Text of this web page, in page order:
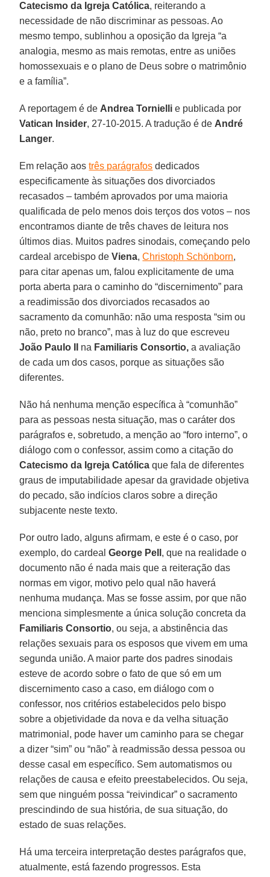
Catecismo da Igreja Católica, reiterando a
necessidade de não discriminar as pessoas. Ao
mesmo tempo, sublinhou a oposição da Igreja “a
analogia, mesmo as mais remotas, entre as uniões
homossexuais e o plano de Deus sobre o matrimônio
e a família”.
A reportagem é de Andrea Tornielli e publicada por
Vatican Insider, 27-10-2015. A tradução é de André
Langer.
Em relação aostrês parágrafos dedicados
especificamente às situações dos divorciados
recasados – também aprovados por uma maioria
qualificada de pelo menos dois terços dos votos – nos
encontramos diante de três chaves de leitura nos
últimos dias. Muitos padres sinodais, começando pelo
cardeal arcebispo deViena,Christoph Schönborn,
para citar apenas um, falou explicitamente de uma
porta aberta para o caminho do “discernimento” para
a readimissão dos divorciados recasados ao
sacramento da comunhão: não uma resposta “sim ou
não, preto no branco”, mas à luz do que escreveu
João Paulo II
na Familiaris Consortio, a avaliação
de cada um dos casos, porque as situações são
diferentes.
Não há nenhuma menção específica à “comunhão”
para as pessoas nesta situação, mas o caráter dos
parágrafos e, sobretudo, a menção ao “foro interno”, o
diálogo com o confessor, assim como a citação do
Catecismo da Igreja Católica que fala de diferentes
graus de imputabilidade apesar da gravidade objetiva
do pecado, são indícios claros sobre a direção
subjacente neste texto.
Por outro lado, alguns afirmam, e este é o caso, por
exemplo, do cardealGeorge Pell , que na realidade o
documento não é nada mais que a reiteração das
normas em vigor, motivo pelo qual não haverá
nenhuma mudança. Mas se fosse assim, por que não
menciona simplesmente a única solução concreta da
Familiaris Consortio, ou seja, a abstinência das
relações sexuais para os esposos que vivem em uma
segunda união. A maior parte dos padres sinodais
esteve de acordo sobre o fato de que só em um
discernimento caso a caso, em diálogo com o
confessor, nos critérios estabelecidos pelo bispo
sobre a objetividade da nova e da velha situação
matrimonial, pode haver um caminho para se chegar
a dizer “sim” ou “não” à readmissão dessa pessoa ou
desse casal em específico. Sem automatismos ou
relações de causa e efeito preestabelecidos. Ou seja,
sem que ninguém possa “reivindicar” o sacramento
prescindindo de sua história, de sua situação, do
estado de suas relações.
Há uma terceira interpretação destes parágrafos que,
atualmente, está fazendo progressos. Esta